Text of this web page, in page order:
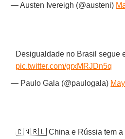
— Austen Ivereigh (@austeni)
Desigualdade no Brasil segue
pic.twitter.com/grxMRJDn5q
— Paulo Gala (@paulogala)
🇨🇳🇷🇺 China e Rússia tem a